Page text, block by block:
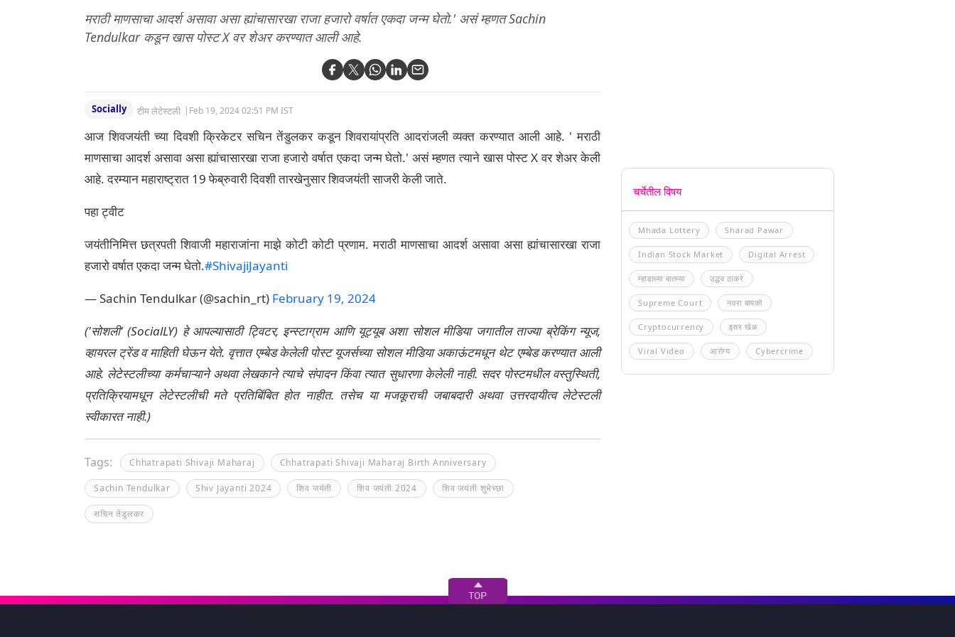
मराठी माणसाचा आदर्श असावा असा ह्यांचासारखा राजा हजारो वर्षात एकदा जन्म घेतो.' असं म्हणत Sachin
Tendulkar कडून खास पोस्ट X वर शेअर करण्यात आली आहे.
Socially टीम लेटेस्टली | Feb 19, 2024 02:51 PM IST
आज शिवजयंती च्या दिवशी क्रिकेटर सचिन तेंडुलकर कडून शिवरायांप्रति आदरांजली व्यक्त करण्यात आली आहे. ' मराठी
माणसाचा आदर्श असावा असा ह्यांचासारखा राजा हजारो वर्षात एकदा जन्म घेतो.' असं म्हणत त्याने खास पोस्ट X वर शेअर केली
आहे. दरम्यान महाराष्ट्रात 19 फेब्रुवारी दिवशी तारखेनुसार शिवजयंती साजरी केली जाते.
पहा ट्वीट
जयंतीनिमित्त छत्रपती शिवाजी महाराजांना माझे कोटी कोटी प्रणाम. मराठी माणसाचा आदर्श असावा असा ह्यांचासारखा राजा
हजारो वर्षात एकदा जन्म घेतो.#ShivajiJayanti
— Sachin Tendulkar (@sachin_rt) February 19, 2024
('सोशली' (SocialLY) हे आपल्यासाठी ट्विटर, इन्स्टाग्राम आणि यूट्यूब अशा सोशल मीडिया जगातील ताज्या ब्रेकिंग न्यूज,
व्हायरल ट्रेंड व माहिती घेऊन येते. वृत्तात एम्बेड केलेली पोस्ट यूजर्सच्या सोशल मीडिया अकाऊंटमधून थेट एम्बेड करण्यात आली
आहे. लेटेस्टलीच्या कर्मचाऱ्याने अथवा लेखकाने त्याचे संपादन किंवा त्यात सुधारणा केलेली नाही. सदर पोस्टमधील वस्तुस्थिती,
प्रतिक्रियामधून लेटेस्टलीची मते प्रतिबिंबित होत नाहीत. तसेच या मजकूराची जबाबदारी अथवा उत्तरदायीत्व लेटेस्टली
स्वीकारत नाही.)
Tags: Chhatrapati Shivaji Maharaj Chhatrapati Shivaji Maharaj Birth Anniversary
Sachin Tendulkar Shiv Jayanti 2024 शिव जयंती शिव जयंती 2024 शिव जयंती शुभेच्छा
सचिन तेंडुलकर
चर्चेतील विषय
Mhada Lottery Sharad Pawar
Indian Stock Market Digital Arrest
म्हाडाच्या बातम्या उद्धव ठाकरे
Supreme Court नवरा बायको
Cryptocurrency इतर खेळ
Viral Video आरोग्य Cybercrime